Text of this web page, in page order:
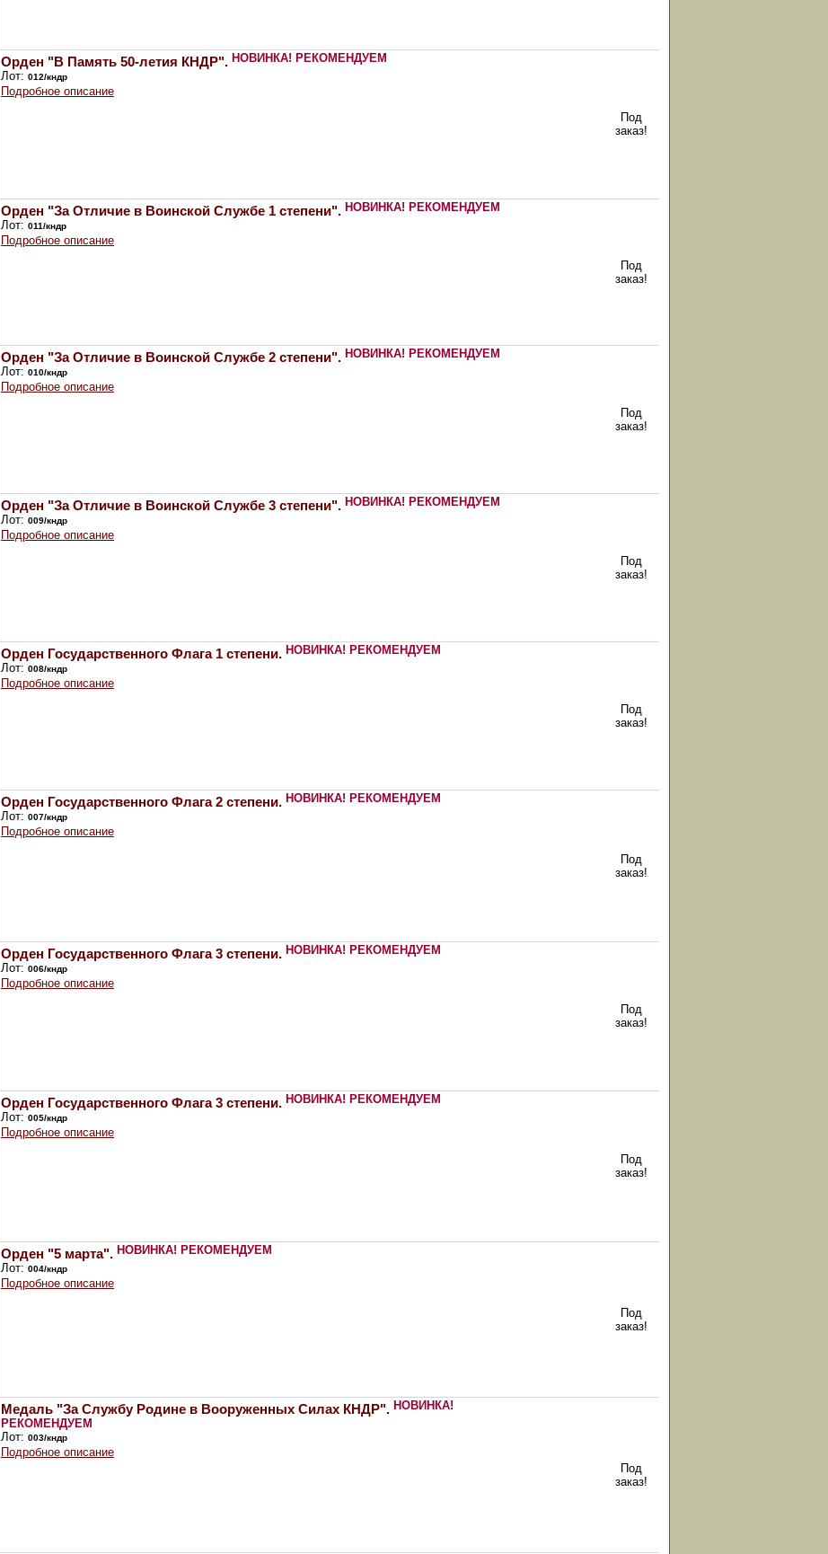
Орден "В Память 50-летия КНДР". НОВИНКА! РЕКОМЕНДУЕМ
Лот: 012/кндр
Подробное описание
Под
заказ!
Орден "За Отличие в Воинской Службе 1 степени". НОВИНКА! РЕКОМЕНДУЕМ
Лот: 011/кндр
Подробное описание
Под
заказ!
Орден "За Отличие в Воинской Службе 2 степени". НОВИНКА! РЕКОМЕНДУЕМ
Лот: 010/кндр
Подробное описание
Под
заказ!
Орден "За Отличие в Воинской Службе 3 степени". НОВИНКА! РЕКОМЕНДУЕМ
Лот: 009/кндр
Подробное описание
Под
заказ!
Орден Государственного Флага 1 степени. НОВИНКА! РЕКОМЕНДУЕМ
Лот: 008/кндр
Подробное описание
Под
заказ!
Орден Государственного Флага 2 степени. НОВИНКА! РЕКОМЕНДУЕМ
Лот: 007/кндр
Подробное описание
Под
заказ!
Орден Государственного Флага 3 степени. НОВИНКА! РЕКОМЕНДУЕМ
Лот: 006/кндр
Подробное описание
Под
заказ!
Орден Государственного Флага 3 степени. НОВИНКА! РЕКОМЕНДУЕМ
Лот: 005/кндр
Подробное описание
Под
заказ!
Орден "5 марта". НОВИНКА! РЕКОМЕНДУЕМ
Лот: 004/кндр
Подробное описание
Под
заказ!
Медаль "За Службу Родине в Вооруженных Силах КНДР". НОВИНКА!
РЕКОМЕНДУЕМ
Лот: 003/кндр
Подробное описание
Под
заказ!